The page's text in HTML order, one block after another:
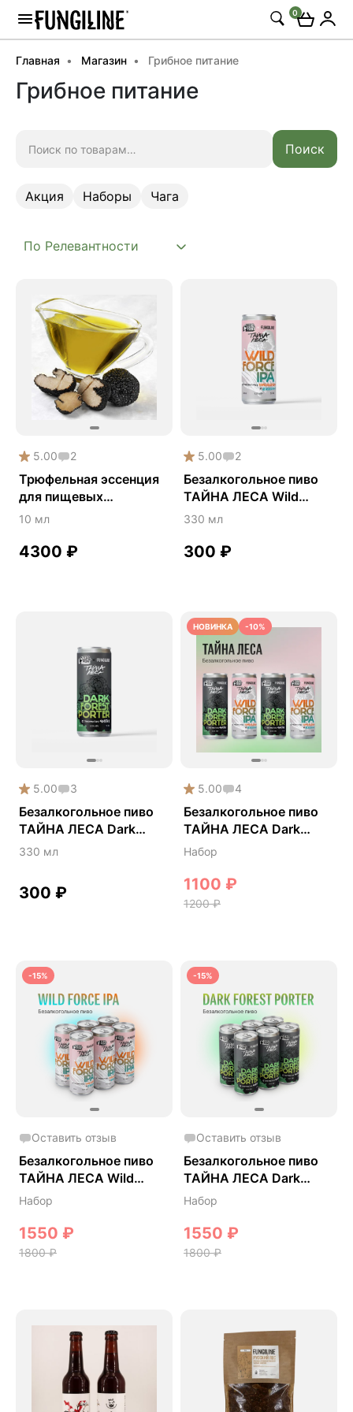
0
Главная Магазин Грибное питание
Грибное питание
Поиск
Акция Наборы Чага
Наборы
Чага
5.00 2
Трюфельная эссенция
для пищевых
продуктов и алкоголя
10 мл
4300 ₽
5.00 2
Безалкогольное пиво
ТАЙНА ЛЕСА Wild
Force IPA • ZERO POINT
330 мл
300 ₽
5.00 3
Безалкогольное пиво
ТАЙНА ЛЕСА Dark
Forest Porter • ZERO
330 мл
300 ₽
НОВИНКА -10%
5.00 4
Безалкогольное пиво
ТАЙНА ЛЕСА Dark
Forest Porter + Wild
Набор
1100 ₽
1200₽
-15%
Оставить отзыв
Безалкогольное пиво
ТАЙНА ЛЕСА Wild
Force IPA
Набор
1550 ₽
1800₽
-15%
Оставить отзыв
Безалкогольное пиво
ТАЙНА ЛЕСА Dark
Forest Porter
Набор
1550 ₽
1800₽